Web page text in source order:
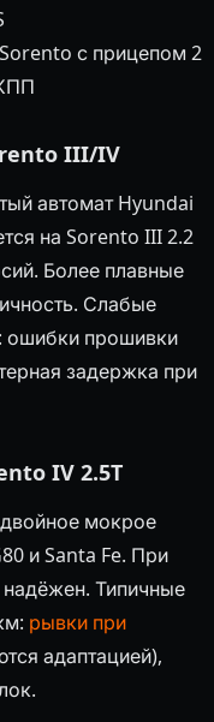
с прицепом 2
III/IV
автомат Hyundai
на Sorento III 2.2
Более плавные
Слабые
ошибки прошивки
задержка при
IV 2.5T
мокрое
и Santa Fe. При
Типичные
рывки при
адаптацией),